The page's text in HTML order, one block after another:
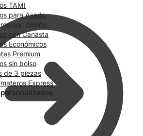
TAMI
para Asado
con diseño
con Canasta
Económicos
Premium
sin bolso
de 3 piezas
Express